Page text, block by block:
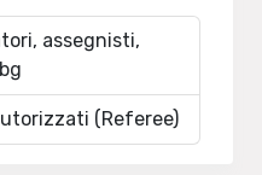
assegnisti,
(Referee)